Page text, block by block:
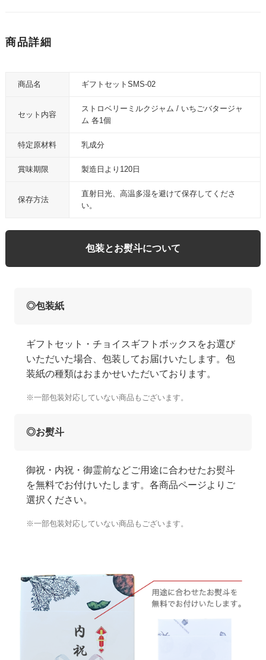
商品詳細
商品名 ギフトセットSMS-02
セット内容
ストロベリーミルクジャム / いちごバタージャ
ム 各1個
特定原材料 乳成分
賞味期限 製造日より120日
保存方法
直射日光、高温多湿を避けて保存してくださ
い。
包装とお熨斗について
◎包装紙
ギフトセット・チョイスギフトボックスをお選び
いただいた場合、包装してお届けいたします。包
装紙の種類はおまかせいただいております。
※一部包装対応していない商品もございます。
◎お熨斗
御祝・内祝・御霊前などご用途に合わせたお熨斗
を無料でお付けいたします。各商品ページよりご
選択ください。
※一部包装対応していない商品もございます。